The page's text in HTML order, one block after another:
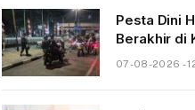
Pesta Dini
Berakhir di
07-08-2026 -